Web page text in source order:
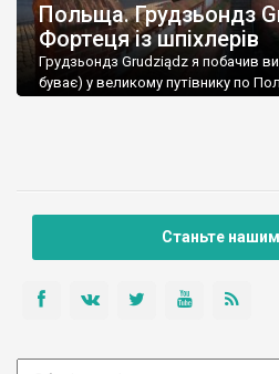
Польща. Грудзьондз
Фортеця із шпіхлерів
Грудзьондз Grudziądz я побачив
буває) у великому путівнику по
Станьте